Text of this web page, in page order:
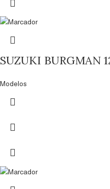
SUZUKI BURGMAN
Modelos